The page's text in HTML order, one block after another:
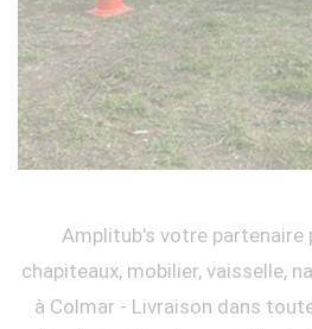
Amplitub's votre partenaire
chapiteaux, mobilier, vaisselle,
à Colmar - Livraison dans